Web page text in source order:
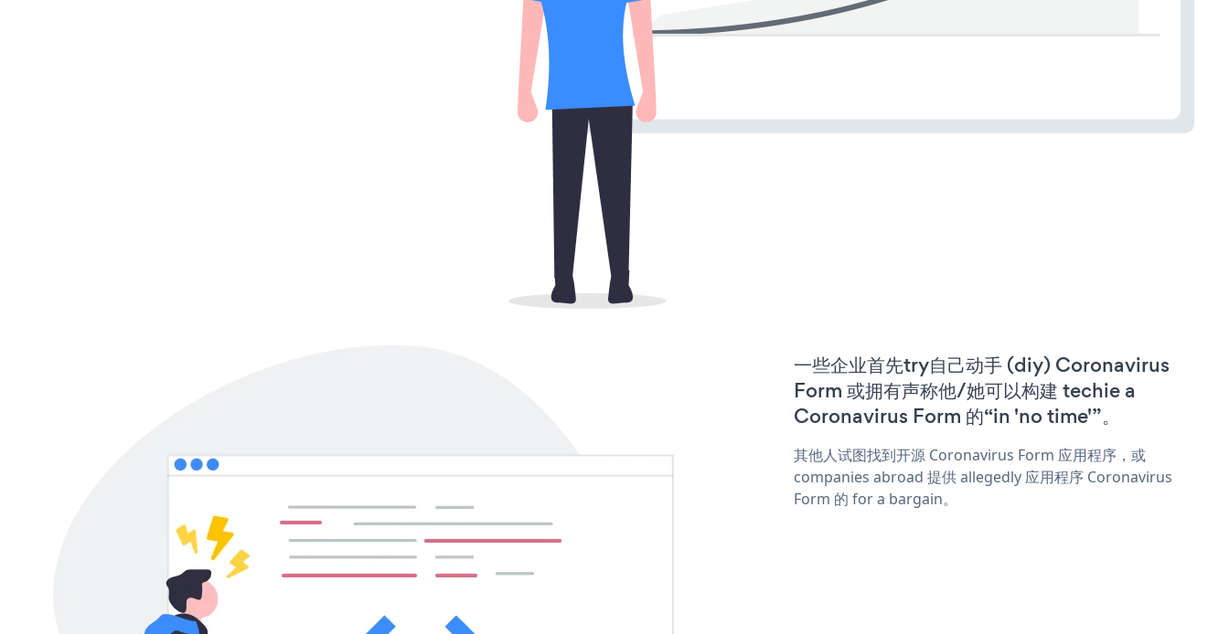
一些企业首先try自己动手 (diy) Coronavirus
Form 或拥有声称他/她可以构建 techie a
Coronavirus Form 的“in 'no time'”。
其他人试图找到开源 Coronavirus Form 应用程序，或
companies abroad 提供 allegedly 应用程序 Coronavirus
Form 的 for a bargain。